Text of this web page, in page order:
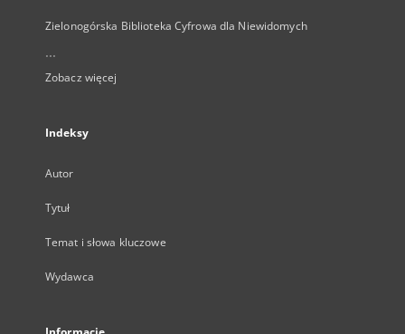
Zielonogórska Biblioteka Cyfrowa dla Niewidomych
...
Zobacz więcej
Indeksy
Autor
Tytuł
Temat i słowa kluczowe
Wydawca